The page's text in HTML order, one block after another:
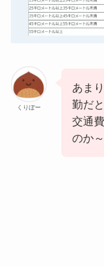
くりぼー
あま
勤だと
交通
のか～